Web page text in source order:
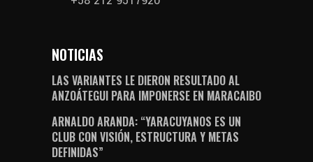
NOTICIAS
LAS VARIANTES LE DIERON RESULTADO AL
ANZOÁTEGUI PARA IMPONERSE EN MARACAIBO
ARNALDO ARANDA: “YARACUYANOS ES UN
CLUB CON VISIÓN, ESTRUCTURA Y METAS
DEFINIDAS”